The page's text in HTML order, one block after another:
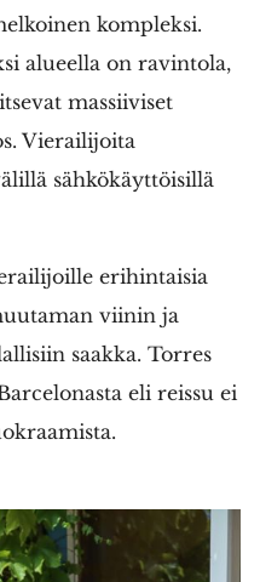
kompleksi.
alueella on ravintola,
massiiviset
Vierailijoita
sähkökäyttöisillä
erihintaisia
viinin ja
saakka. Torres
eli reissu ei